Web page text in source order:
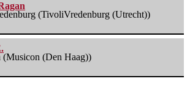
(TivoliVredenburg (Utrecht))
(Musicon (Den Haag))